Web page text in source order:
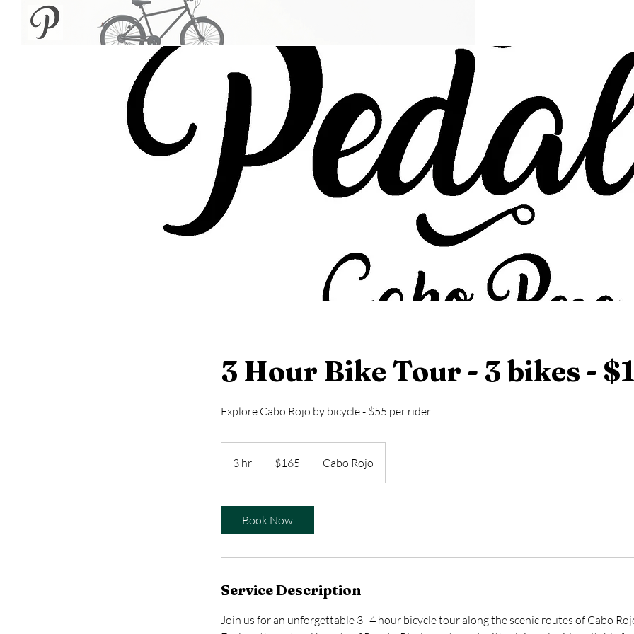
3 Hour Bike Tour - 3 bikes -
Explore Cabo Rojo by bicycle - $55 per rider
3 hr
h
dollars$165 Cabo Rojo
Book Now
Service Description
Join us for an unforgettable 3–4 hour bicycle tour along the scenic routes of Cabo